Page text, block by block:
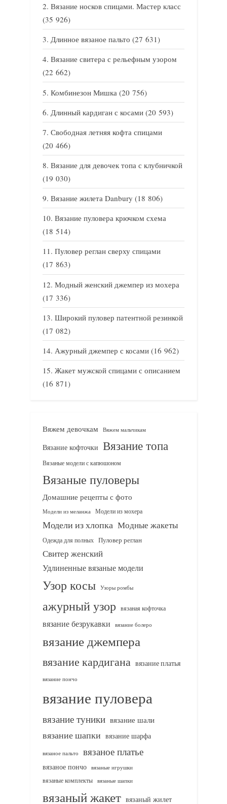
Вязание носков спицами. Мастер класс
(35 926)
Длинное вязаное пальто (27 631)
Вязание свитера с рельефным узором
(22 662)
Комбинезон Мишка (20 756)
Длинный кардиган с косами (20 593)
Свободная летняя кофта спицами
(20 466)
Вязание для девочек топа с клубничкой
(19 030)
Вязание жилета Danbury (18 806)
Вязание пуловера крючком схема
(18 514)
Пуловер реглан сверху спицами
(17 863)
Модный женский джемпер из мохера
(17 336)
Широкий пуловер патентной резинкой
(17 082)
Ажурный джемпер с косами (16 962)
Жакет мужской спицами с описанием
(16 871)
Вяжем девочкам Вяжем мальчикам
Вязание кофточки Вязание топа
Вязаные модели с капюшоном
Вязаные пуловеры
Домашние рецепты с фото
Модели из меланжа Модели из мохера
Модели из хлопка Модные жакеты
Одежда для полных Пуловер реглан
Свитер женский
Удлиненные вязаные модели
Узор косы Узоры ромбы
ажурный узор вязаная кофточка
вязание безрукавки вязание болеро
вязание джемпера
вязание кардигана вязание платья
вязание пончо
вязание пуловера
вязание туники вязание шали
вязание шапки вязание шарфа
вязаное пальто вязаное платье
вязаное пончо вязаные игрушки
вязаные комплекты
вязаные шапки
вязаный жакет вязаный жилет